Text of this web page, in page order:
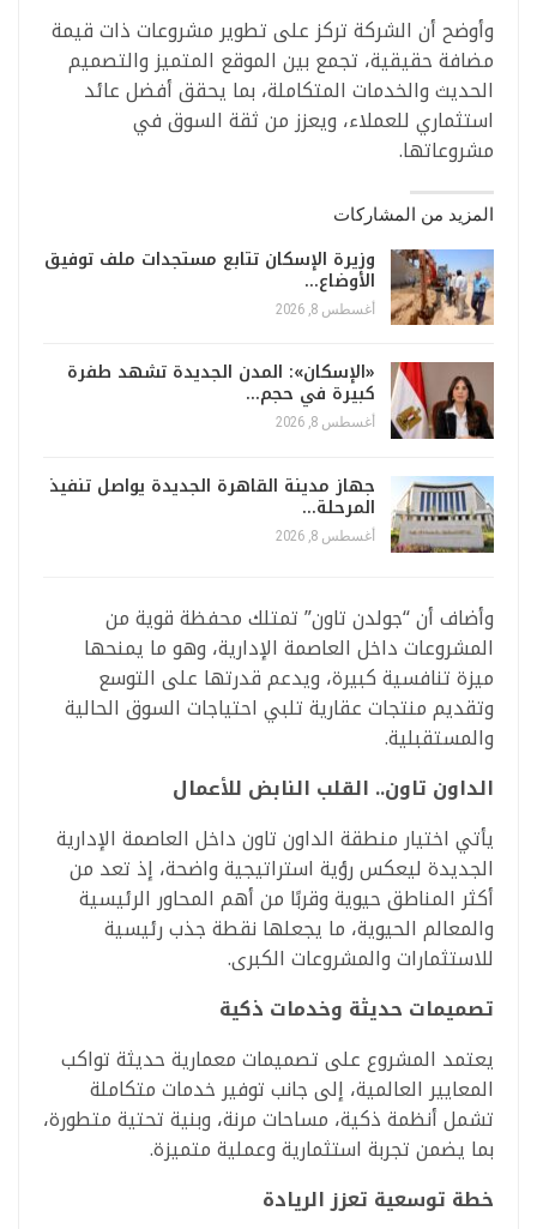
وأوضح أن الشركة تركز على تطوير مشروعات ذات قيمة
مضافة حقيقية، تجمع بين الموقع المتميز والتصميم
الحديث والخدمات المتكاملة، بما يحقق أفضل عائد
استثماري للعملاء، ويعزز من ثقة السوق في
مشروعاتها.
المزيد من المشاركات
وزيرة الإسكان تتابع مستجدات ملف توفيق
الأوضاع…
أغسطس 8, 2026
«الإسكان»: المدن الجديدة تشهد طفرة
كبيرة في حجم…
أغسطس 8, 2026
جهاز مدينة القاهرة الجديدة يواصل تنفيذ
المرحلة…
أغسطس 8, 2026
وأضاف أن “جولدن تاون” تمتلك محفظة قوية من
المشروعات داخل العاصمة الإدارية، وهو ما يمنحها
ميزة تنافسية كبيرة، ويدعم قدرتها على التوسع
وتقديم منتجات عقارية تلبي احتياجات السوق الحالية
والمستقبلية.
الداون تاون.. القلب النابض للأعمال
يأتي اختيار منطقة الداون تاون داخل العاصمة الإدارية
الجديدة ليعكس رؤية استراتيجية واضحة، إذ تعد من
أكثر المناطق حيوية وقربًا من أهم المحاور الرئيسية
والمعالم الحيوية، ما يجعلها نقطة جذب رئيسية
للاستثمارات والمشروعات الكبرى.
تصميمات حديثة وخدمات ذكية
يعتمد المشروع على تصميمات معمارية حديثة تواكب
المعايير العالمية، إلى جانب توفير خدمات متكاملة
تشمل أنظمة ذكية، مساحات مرنة، وبنية تحتية متطورة،
بما يضمن تجربة استثمارية وعملية متميزة.
خطة توسعية تعزز الريادة